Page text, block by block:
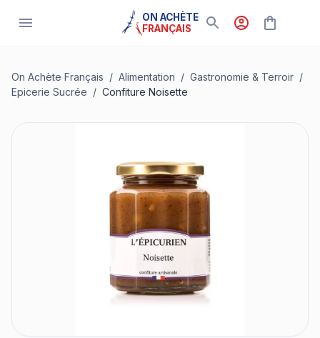
ON ACHÈTE
FRANÇAIS
On Achète Français / Alimentation / Gastronomie & Terroir /
Epicerie Sucrée / Confiture Noisette